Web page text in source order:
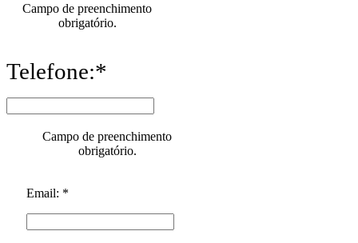
Campo de preenchimento
obrigatório.
Telefone:*
Campo de preenchimento
obrigatório.
Email: *